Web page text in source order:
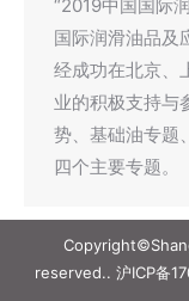
“2019中国国际
国际润滑油品及
经成功在北京、
业的积极支持与
势、基础油专题
四个主要专题。
reserved.. 沪ICP备